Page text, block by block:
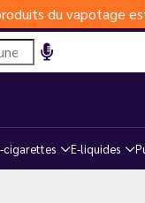
du vapotage
cigarettes E-liquides